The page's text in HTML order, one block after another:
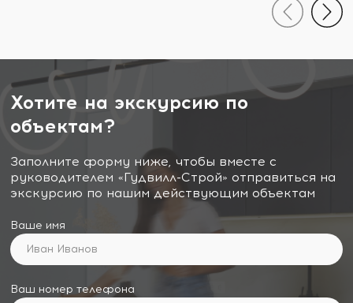
Хотите на экскурсию по
объектам?
Заполните форму ниже, чтобы вместе с
руководителем «Гудвилл-Строй» отправиться на
экскурсию по нашим действующим объектам
Ваше имя
Ваш номер телефона